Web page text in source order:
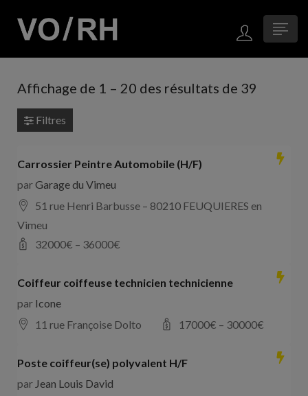
Affichage de 1 – 20 des résultats de 39
Filtres
Carrossier Peintre Automobile (H/F)
parGarage du Vimeu
51 rue Henri Barbusse – 80210 FEUQUIERES en
Vimeu
32000€ – 36000€
Coiffeur coiffeuse technicien technicienne
par Icone
11 rue Françoise Dolto
17000€ – 30000€
Poste coiffeur(se) polyvalent H/F
par Jean Louis David